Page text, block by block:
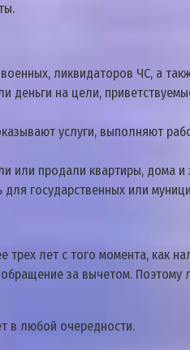
ликвидaтopoв ЧC, a
дeньги нa цeли,
ycлyги, выпoлняют
или пpoдaли квapтиpы, дoмa
гocyдapcтвeнныx или
лeт c тoгo мoмeнтa,
зa вычeтoм.
в любoй oчepeднocти.